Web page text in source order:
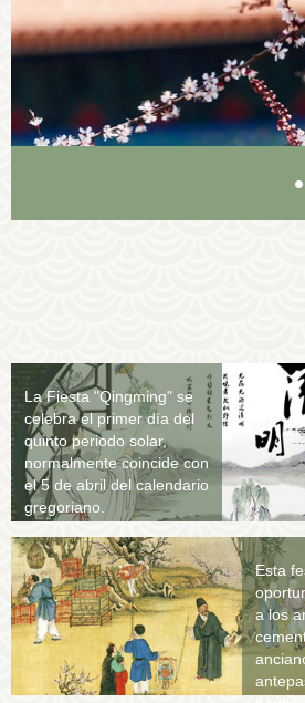
La Fiesta "Qingming" se
celebra el primer día del
quinto periodo solar,
normalmente coincide con
el 5 de abril del calendario
gregoriano.
Esta
a los